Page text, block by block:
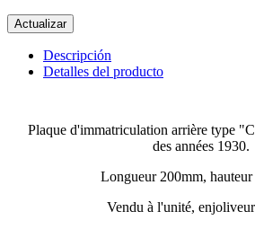
Descripción
Detalles del producto
Plaque d'immatriculation arrière type
des années 1930.
Longueur 200mm,
Vendu à l'unité,